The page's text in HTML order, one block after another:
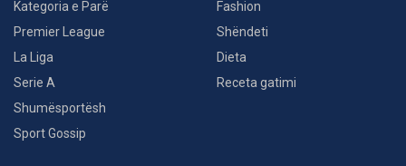
Kategoria e Parë
Premier League
La Liga
Serie A
Shumësportësh
Sport Gossip
Fashion
Shëndeti
Dieta
Receta gatimi